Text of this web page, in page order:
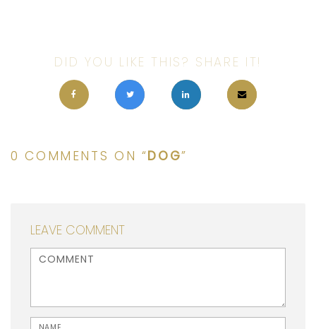
DID YOU LIKE THIS? SHARE IT!
0 COMMENTS ON “DOG”
LEAVE COMMENT
<b>Comment</b> ( * )
Name